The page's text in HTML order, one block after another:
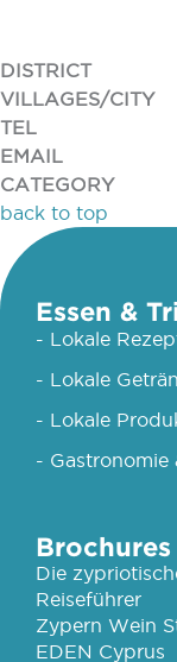
DISTRICT
VILLAGES/CITY
TEL
EMAIL
CATEGORY
back to top
Essen &
- Lokale
- Lokale
- Lokale
- Gastronomie
Die
Reiseführer
Zypern Wein
EDEN Cyprus